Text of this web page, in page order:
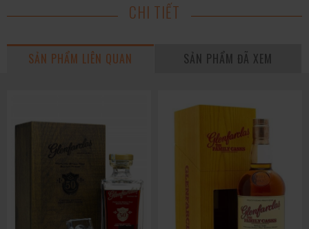
CHI TIẾT
SẢN PHẨM LIÊN QUAN SẢN PHẨM ĐÃ XEM